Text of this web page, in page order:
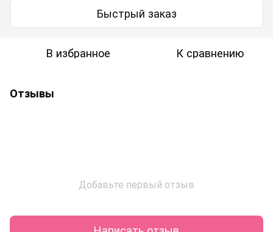
Быстрый заказ
В избранное К сравнению
Отзывы
Добавьте первый отзыв